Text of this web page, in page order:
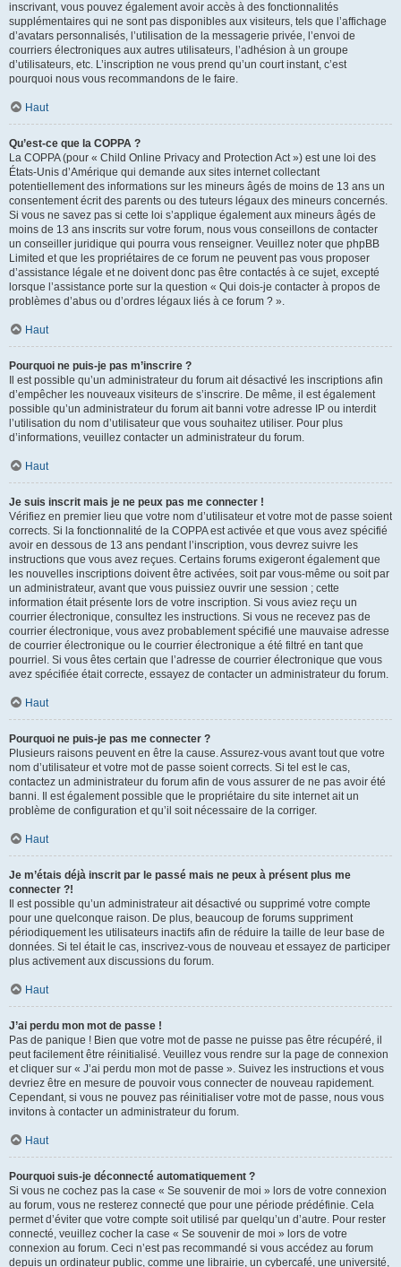
inscrivant, vous pouvez également avoir accès à des fonctionnalités
supplémentaires qui ne sont pas disponibles aux visiteurs, tels que l’affichage
d’avatars personnalisés, l’utilisation de la messagerie privée, l’envoi de
courriers électroniques aux autres utilisateurs, l’adhésion à un groupe
d’utilisateurs, etc. L’inscription ne vous prend qu’un court instant, c’est
pourquoi nous vous recommandons de le faire.
Haut
Qu’est-ce que la COPPA ?
La COPPA (pour « Child Online Privacy and Protection Act ») est une loi des
États-Unis d’Amérique qui demande aux sites internet collectant
potentiellement des informations sur les mineurs âgés de moins de 13 ans un
consentement écrit des parents ou des tuteurs légaux des mineurs concernés.
Si vous ne savez pas si cette loi s’applique également aux mineurs âgés de
moins de 13 ans inscrits sur votre forum, nous vous conseillons de contacter
un conseiller juridique qui pourra vous renseigner. Veuillez noter que phpBB
Limited et que les propriétaires de ce forum ne peuvent pas vous proposer
d’assistance légale et ne doivent donc pas être contactés à ce sujet, excepté
lorsque l’assistance porte sur la question « Qui dois-je contacter à propos de
problèmes d’abus ou d’ordres légaux liés à ce forum ? ».
Haut
Pourquoi ne puis-je pas m’inscrire ?
Il est possible qu’un administrateur du forum ait désactivé les inscriptions afin
d’empêcher les nouveaux visiteurs de s’inscrire. De même, il est également
possible qu’un administrateur du forum ait banni votre adresse IP ou interdit
l’utilisation du nom d’utilisateur que vous souhaitez utiliser. Pour plus
d’informations, veuillez contacter un administrateur du forum.
Haut
Je suis inscrit mais je ne peux pas me connecter !
Vérifiez en premier lieu que votre nom d’utilisateur et votre mot de passe soient
corrects. Si la fonctionnalité de la COPPA est activée et que vous avez spécifié
avoir en dessous de 13 ans pendant l’inscription, vous devrez suivre les
instructions que vous avez reçues. Certains forums exigeront également que
les nouvelles inscriptions doivent être activées, soit par vous-même ou soit par
un administrateur, avant que vous puissiez ouvrir une session ; cette
information était présente lors de votre inscription. Si vous aviez reçu un
courrier électronique, consultez les instructions. Si vous ne recevez pas de
courrier électronique, vous avez probablement spécifié une mauvaise adresse
de courrier électronique ou le courrier électronique a été filtré en tant que
pourriel. Si vous êtes certain que l’adresse de courrier électronique que vous
avez spécifiée était correcte, essayez de contacter un administrateur du forum.
Haut
Pourquoi ne puis-je pas me connecter ?
Plusieurs raisons peuvent en être la cause. Assurez-vous avant tout que votre
nom d’utilisateur et votre mot de passe soient corrects. Si tel est le cas,
contactez un administrateur du forum afin de vous assurer de ne pas avoir été
banni. Il est également possible que le propriétaire du site internet ait un
problème de configuration et qu’il soit nécessaire de la corriger.
Haut
Je m’étais déjà inscrit par le passé mais ne peux à présent plus me
connecter ?!
Il est possible qu’un administrateur ait désactivé ou supprimé votre compte
pour une quelconque raison. De plus, beaucoup de forums suppriment
périodiquement les utilisateurs inactifs afin de réduire la taille de leur base de
données. Si tel était le cas, inscrivez-vous de nouveau et essayez de participer
plus activement aux discussions du forum.
Haut
J’ai perdu mon mot de passe !
Pas de panique ! Bien que votre mot de passe ne puisse pas être récupéré, il
peut facilement être réinitialisé. Veuillez vous rendre sur la page de connexion
et cliquer sur « J’ai perdu mon mot de passe ». Suivez les instructions et vous
devriez être en mesure de pouvoir vous connecter de nouveau rapidement.
Cependant, si vous ne pouvez pas réinitialiser votre mot de passe, nous vous
invitons à contacter un administrateur du forum.
Haut
Pourquoi suis-je déconnecté automatiquement ?
Si vous ne cochez pas la case « Se souvenir de moi » lors de votre connexion
au forum, vous ne resterez connecté que pour une période prédéfinie. Cela
permet d’éviter que votre compte soit utilisé par quelqu’un d’autre. Pour rester
connecté, veuillez cocher la case « Se souvenir de moi » lors de votre
connexion au forum. Ceci n’est pas recommandé si vous accédez au forum
depuis un ordinateur public, comme une librairie, un cybercafé, une université,